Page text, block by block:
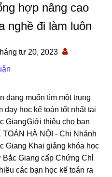
hợp nâng cao
nghề đi làm luôn
tư 20, 2023
đang muốn tìm một trung
dạy học kế toán tốt nhất tại
GiangGiới thiệu cho bạn
TOÁN HÀ NỘI - Chi Nhánh
Giang Khai giảng khóa học
Bắc Giang cấp Chứng Chỉ
các bạn học kế toán ra